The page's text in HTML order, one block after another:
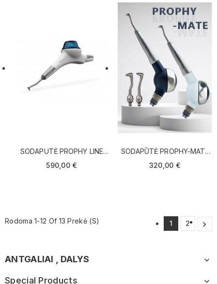
SODAPUTĖ PROPHY LINE
MK-DENT (NSK JUNGČIAI)
590,00 €
SODAPŪTĖ PROPHY-MATE
N M4
320,00 €
Rodoma 1-12 Of 13 Prekė (s) 1 2 
ANTGALIAI , DALYS 
Special Products 